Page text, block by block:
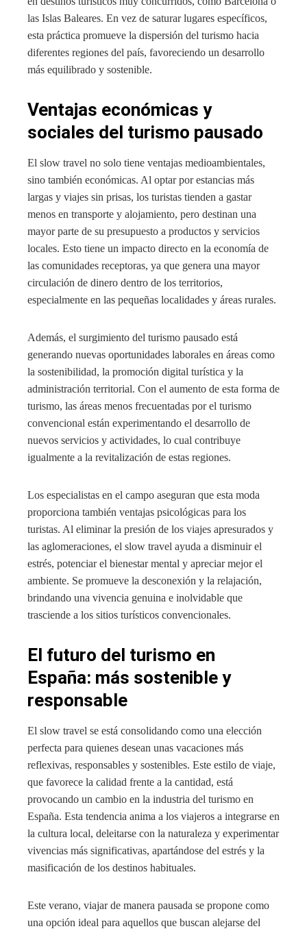
las Islas Baleares. En vez de saturar lugares específicos,
esta práctica promueve la dispersión del turismo hacia
diferentes regiones del país, favoreciendo un desarrollo
más equilibrado y sostenible.
Ventajas económicas y
sociales del turismo pausado
El slow travel no solo tiene ventajas medioambientales,
sino también económicas. Al optar por estancias más
largas y viajes sin prisas, los turistas tienden a gastar
menos en transporte y alojamiento, pero destinan una
mayor parte de su presupuesto a productos y servicios
locales. Esto tiene un impacto directo en la economía de
las comunidades receptoras, ya que genera una mayor
circulación de dinero dentro de los territorios,
especialmente en las pequeñas localidades y áreas rurales.
Además, el surgimiento del turismo pausado está
generando nuevas oportunidades laborales en áreas como
la sostenibilidad, la promoción digital turística y la
administración territorial. Con el aumento de esta forma de
turismo, las áreas menos frecuentadas por el turismo
convencional están experimentando el desarrollo de
nuevos servicios y actividades, lo cual contribuye
igualmente a la revitalización de estas regiones.
Los especialistas en el campo aseguran que esta moda
proporciona también ventajas psicológicas para los
turistas. Al eliminar la presión de los viajes apresurados y
las aglomeraciones, el slow travel ayuda a disminuir el
estrés, potenciar el bienestar mental y apreciar mejor el
ambiente. Se promueve la desconexión y la relajación,
brindando una vivencia genuina e inolvidable que
trasciende a los sitios turísticos convencionales.
El futuro del turismo en
España: más sostenible y
responsable
El slow travel se está consolidando como una elección
perfecta para quienes desean unas vacaciones más
reflexivas, responsables y sostenibles. Este estilo de viaje,
que favorece la calidad frente a la cantidad, está
provocando un cambio en la industria del turismo en
España. Esta tendencia anima a los viajeros a integrarse en
la cultura local, deleitarse con la naturaleza y experimentar
vivencias más significativas, apartándose del estrés y la
masificación de los destinos habituales.
Este verano, viajar de manera pausada se propone como
una opción ideal para aquellos que buscan alejarse del